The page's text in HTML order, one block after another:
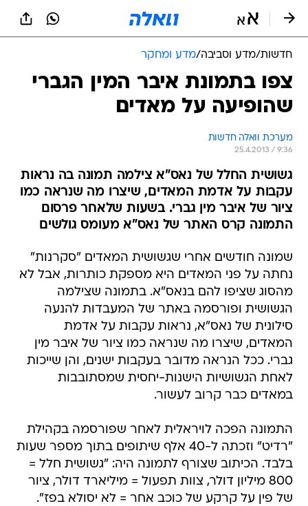
חדשות/מדע וסביבה/מדע ומחקר
צפו בתמונת איבר המין הגברי
שהופיעה על מאדים
מערכת וואלה חדשות
25.4.2013 / 9:36
גשושית החלל של נאס"א צילמה תמונה בה נראות
עקבות על אדמת המאדים, שיצרו מה שנראה כמו
ציור של איבר מין גברי. בשעות שלאחר פרסום
התמונה קרס האתר של נאס"א מעומס גולשים
שמונה חודשים אחרי שגשושית המאדים "סקרנות"
נחתה על פני המאדים היא מספקת כותרות, אבל לא
מהסוג שציפו להם בנאס"א. בתמונה שצילמה
הגשושית ופורסמה באתר של המעבדות להנעה
סילונית של נאס"א, נראות עקבות על אדמת
המאדים, שיצרו מה שנראה כמו ציור של איבר מין
גברי. ככל הנראה מדובר בעקבות ישנים, והן שייכות
לאחת הגשושיות הישנות-יחסית שמסתובבות
במאדים כבר קרוב לעשור.
התמונה הפכה לויראלית לאחר שפורסמה בקהילת
"רדיט" וזכתה ל-40 אלף שיתופים בתוך מספר שעות
בלבד. הכיתוב שצורף לתמונה היה: "גשושית חלל =
800 מיליון דולר, צוות תפעול = מיליארד דולר, ציור
של פין על קרקע של כוכב אחר = לא יסולא בפז".